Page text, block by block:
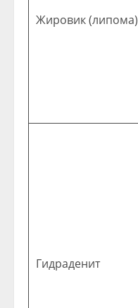
Жировик (липома)
Гидраденит